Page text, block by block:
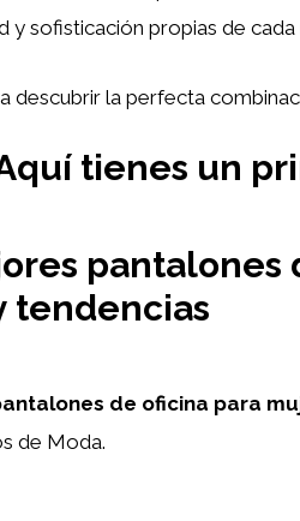
y sofisticación propias de cada
descubrir la perfecta
tienes un
tendencias
de oficina para
de Moda.